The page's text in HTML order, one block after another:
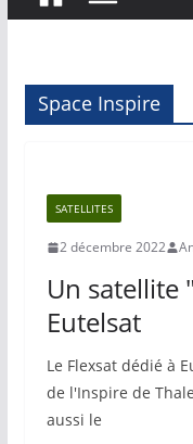
Space Inspire
SATELLITES
2 décembre 2022
Un
Eutelsat
Le Flexsat dédié à
de l'Inspire de
aussi le